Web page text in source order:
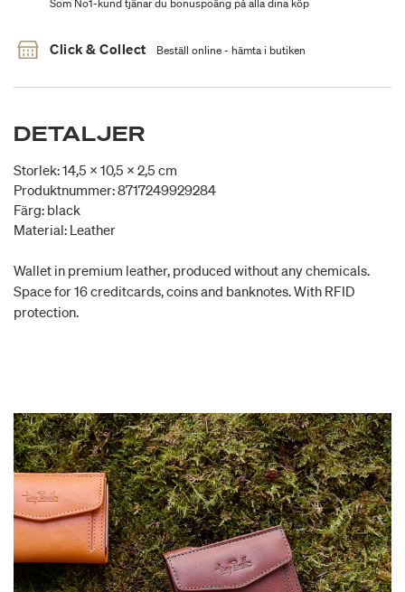
Som No1-kund tjänar du bonuspoäng på alla dina köp
Click & Collect Beställ online - hämta i butiken
DETALJER
Storlek: 14,5 x 10,5 x 2,5 cm
Produktnummer: 8717249929284
Färg: black
Material: Leather
Wallet in premium leather, produced without any chemicals.
Space for 16 creditcards, coins and banknotes. With RFID
protection.